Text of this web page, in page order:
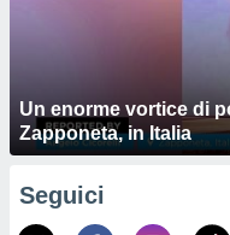
Un enorme vortice di
Zapponeta, in Italia
Seguici